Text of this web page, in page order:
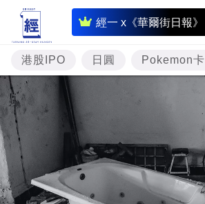
經一 x《華爾街日報》
即
時
財
經
投
資
樓
港股IPO 日圓 Pokemon卡